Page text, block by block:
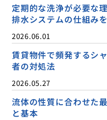
定期的な洗浄が必要な
排水システムの仕組み
2026.06.01
賃貸物件で頻発するシ
者の対処法
2026.05.27
流体の性質に合わせた
と基本